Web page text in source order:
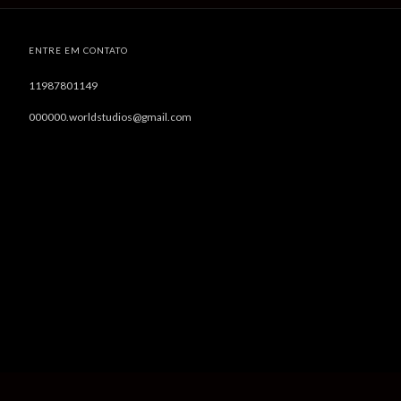
ENTRE EM CONTATO
11987801149
000000.worldstudios@gmail.com